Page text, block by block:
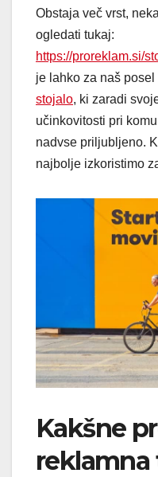
Obstaja več vrst,
ogledati tukaj:
https://proreklam.si/
je lahko za naš
stojalo, ki zaradi
učinkovitosti pri
nadvse priljubljeno.
najbolje izkoristimo
Kakšne
reklamna